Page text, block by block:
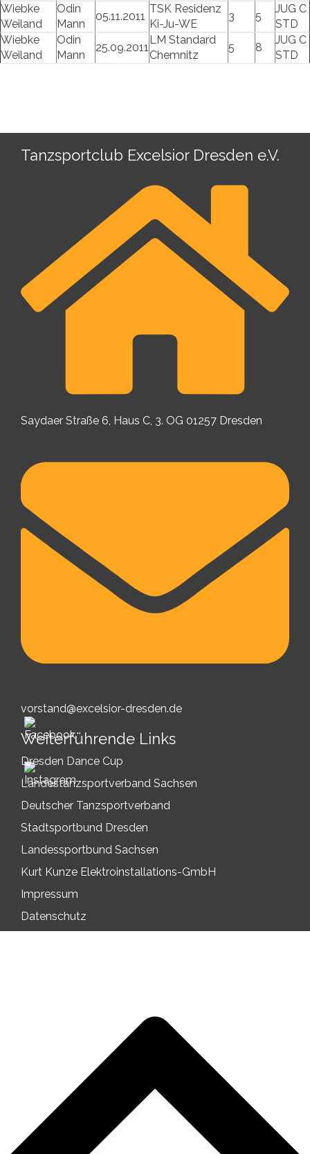
Wiebke
Weiland
Odin
Mann
05.11.2011
TSK Residenz
Ki-Ju-WE
3 5
JUG C
STD
Wiebke
Weiland
Odin
Mann
25.09.2011
LM Standard
Chemnitz
5 8
JUG C
STD
Tanzsportclub Excelsior Dresden e.V.
Saydaer Straße 6, Haus C, 3. OG 01257 Dresden
vorstand@excelsior-dresden.de
Weiterführende Links
Dresden Dance Cup
Landestanzsportverband Sachsen
Deutscher Tanzsportverband
Stadtsportbund Dresden
Landessportbund Sachsen
Kurt Kunze Elektroinstallations-GmbH
Impressum
Datenschutz